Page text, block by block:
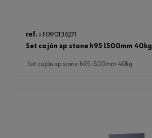
ref. : F090136271
set cajón xp stone h95 l500mm 40kg
set cajón xp stone h95 l500mm 40kg